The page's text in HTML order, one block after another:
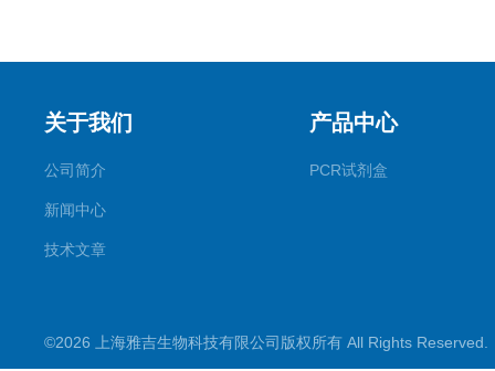
关于我们
公司简介
新闻中心
技术文章
产品中心
PCR试剂盒
©2026 上海雅吉生物科技有限公司版权所有 All Rights